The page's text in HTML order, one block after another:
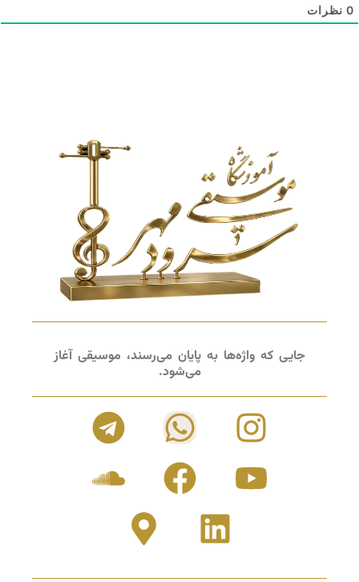
0 نظرات
جایی که واژه‌ها به پایان می‌رسند، موسیقی آغاز
می‌شود.